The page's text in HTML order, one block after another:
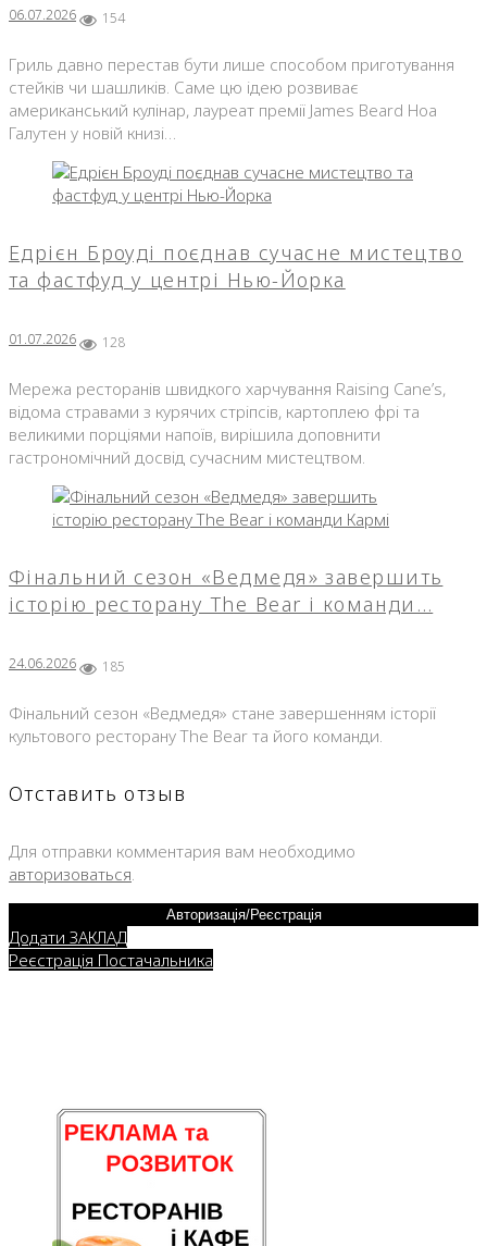
06.07.2026 154
Гриль давно перестав бути лише способом приготування
стейків чи шашликів. Саме цю ідею розвиває
американський кулінар, лауреат премії James Beard Ноа
Галутен у новій книзі…
Едрієн Броуді поєднав сучасне мистецтво
та фастфуд у центрі Нью-Йорка
01.07.2026 128
Мережа ресторанів швидкого харчування Raising Cane’s,
відома стравами з курячих стріпсів, картоплею фрі та
великими порціями напоїв, вирішила доповнити
гастрономічний досвід сучасним мистецтвом.
Фінальний сезон «Ведмедя» завершить
історію ресторану The Bear і команди…
24.06.2026 185
Фінальний сезон «Ведмедя» стане завершенням історії
культового ресторану The Bear та його команди.
Отставить отзыв
Для отправки комментария вам необходимо
авторизоваться
Авторизація/Реєстрація
Додати ЗАКЛАД
Реєстрація Постачальника